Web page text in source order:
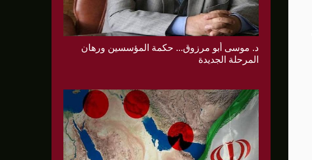
د. موسى أبو مرزوق... حكمة المؤسسين ورهان
المرحلة الجديدة